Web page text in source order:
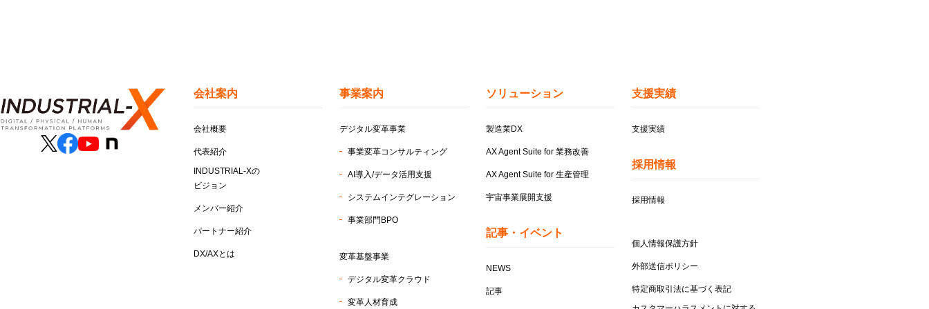
会社案内
会社概要
代表紹介
INDUSTRIAL-Xの
ビジョン
メンバー紹介
パートナー紹介
DX/AXとは
事業案内
デジタル変革事業
事業変革コンサルティング
AI導入/データ活用支援
システムインテグレーション
事業部門BPO
変革基盤事業
デジタル変革クラウド
変革人材育成
ソリューション
製造業DX
AX Agent Suite for 業務改善
AX Agent Suite for 生産管理
宇宙事業展開支援
記事・イベント
NEWS
記事
支援実績
支援実績
採用情報
採用情報
個人情報保護方針
外部送信ポリシー
特定商取引法に基づく表記